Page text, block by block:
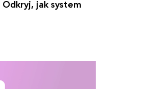
Odkryj, jak system